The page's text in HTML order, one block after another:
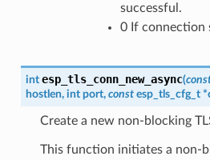
successful.
0 If connection
int esp_tls_conn_new_async(
hostlen, int port, const esp_tls_cfg_t *
Create a new non-blocking
This function initiates a non-